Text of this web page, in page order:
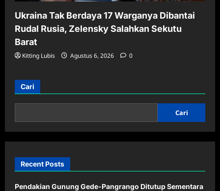
Ukraina Tak Berdaya 17 Warganya Dibantai
Rudal Rusia, Zelensky Salahkan Sekutu
Barat
Kitting Lubis Agustus 6, 2026 0
Cari
Cari
Recent Posts
Pendakian Gunung Gede-Pangrango Ditutup Sementara